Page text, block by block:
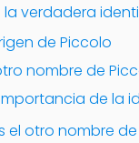
la verdadera
de Piccolo
nombre de
de la
el otro nombre